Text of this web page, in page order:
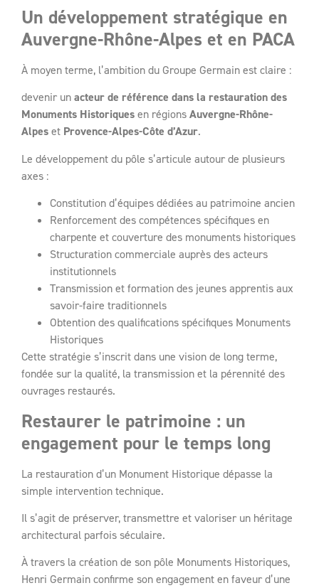
Un développement stratégique en
Auvergne-Rhône-Alpes et en PACA
À moyen terme, l’ambition du Groupe Germain est claire :
devenir unacteur de référence dans la restauration des
Monuments Historiquesen régionsAuvergne-Rhône-
Alpeset Provence-Alpes-Côte d’Azur.
Le développement du pôle s’articule autour de plusieurs
axes :
Constitution d’équipes dédiées au patrimoine ancien
Renforcement des compétences spécifiques en
charpente et couverture des monuments historiques
Structuration commerciale auprès des acteurs
institutionnels
Transmission et formation des jeunes apprentis aux
savoir-faire traditionnels
Obtention des qualifications spécifiques Monuments
Historiques
Cette stratégie s’inscrit dans une vision de long terme,
fondée sur la qualité, la transmission et la pérennité des
ouvrages restaurés.
Restaurer le patrimoine : un
engagement pour le temps long
La restauration d’un Monument Historique dépasse la
simple intervention technique.
Il s’agit de préserver, transmettre et valoriser un héritage
architectural parfois séculaire.
À travers la création de son pôle Monuments Historiques,
Henri Germain confirme son engagement en faveur d’une